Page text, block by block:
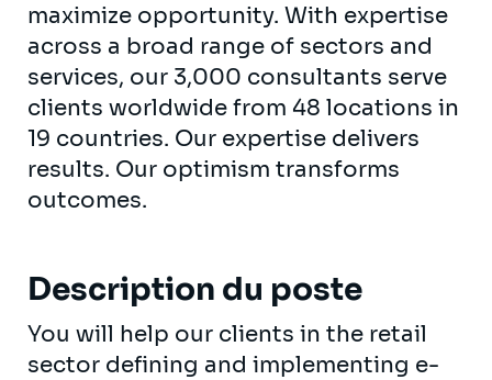
maximize opportunity. With expertise
across a broad range of sectors and
services, our 3,000 consultants serve
clients worldwide from 48 locations in
19 countries. Our expertise delivers
results. Our optimism transforms
outcomes.
Description du poste
You will help our clients in the retail
sector defining and implementing e-